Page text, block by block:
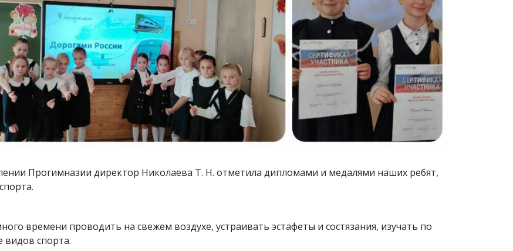
Прогимназии директор Николаева Т. Н. отметила дипломами и медалями наших ребят,
времени проводить на свежем воздухе, устраивать эстафеты и состязания, изучать по
видов спорта.